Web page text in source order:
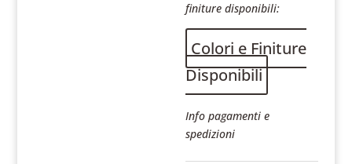
finiture disponibili:
Colori e Finiture
Disponibili
Info pagamenti e
spedizioni